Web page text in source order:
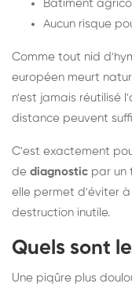
Bâtiment
Aucun risque
Comme tout nid
européen meurt
n'est jamais réutilisé
distance peuvent
C'est exactement
de diagnostic par un
elle permet d'éviter
destruction inutile.
Quels sont
Une piqûre plus